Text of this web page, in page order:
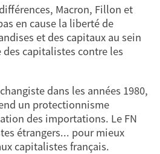
Macron, Fillon et
en cause la liberté de
et des capitaux au sein
capitalistes contre les
dans les années 1980,
un protectionnisme
des importations. Le FN
étrangers... pour mieux
capitalistes français.